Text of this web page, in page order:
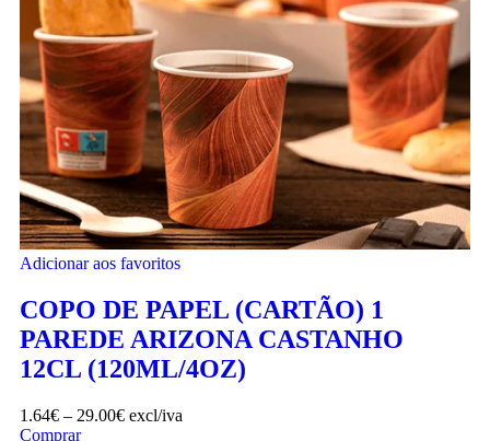
Adicionar aos favoritos
COPO DE PAPEL (CARTÃO) 1
PAREDE ARIZONA CASTANHO
12CL (120ML/4OZ)
1.64€ – 29.00€ excl/iva
Comprar